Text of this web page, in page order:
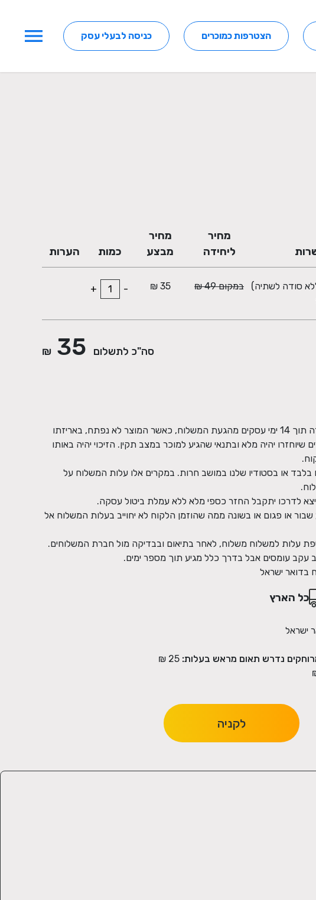
הצטרפות כמוכרים כניסה לבעלי עסק menu
מחיר
ליחידה
מחיר
מבצע
כמות הערות
סודה לשתיה)
במקום 49 ₪ 35 ₪
-
+
סה"כ לתשלום 35
₪
1. כל המוצרים ניתנים להחזרה תוך 14 ימי עסקים מהגעת המשלוח, כאשר המוצר לא נפתח, באריזתו
שיוחזרו יהיה מלא ובתנאי שהגיע למוכר במצב תקין. הזיכוי יהיה באותו
בלבד או בסטודיו שלנו במושב חרות. במקרים אלו עלות המשלוח על
או פגום או בשונה ממה שהוזמן הלקוח לא יחוייב בעלות המשלוח אל
כל הארץ
ישראל
נדרש תאום מראש בעלות:
לקניה